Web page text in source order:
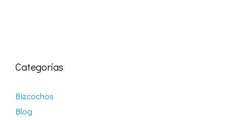
Categorías
Bizcochos
Blog